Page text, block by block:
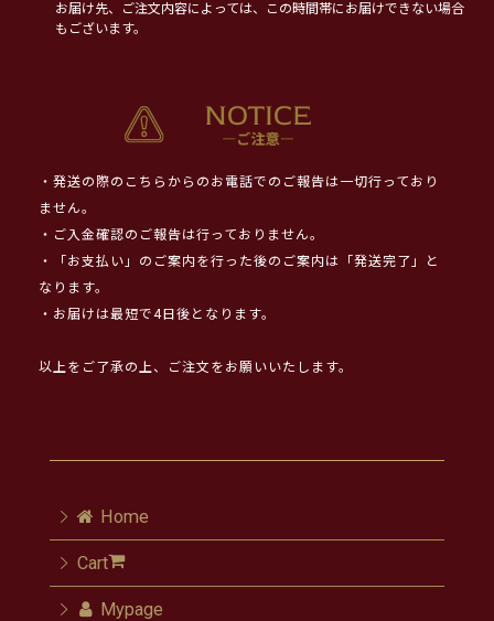
お届け先、ご注文内容によっては、この時間帯にお届けできない場合
もございます。
・発送の際のこちらからのお電話でのご報告は一切行っており
ません。
・ご入金確認のご報告は行っておりません。
・「お支払い」のご案内を行った後のご案内は「発送完了」と
なります。
・お届けは最短で4日後となります。
以上をご了承の上、ご注文をお願いいたします。
Home
Cart
Mypage